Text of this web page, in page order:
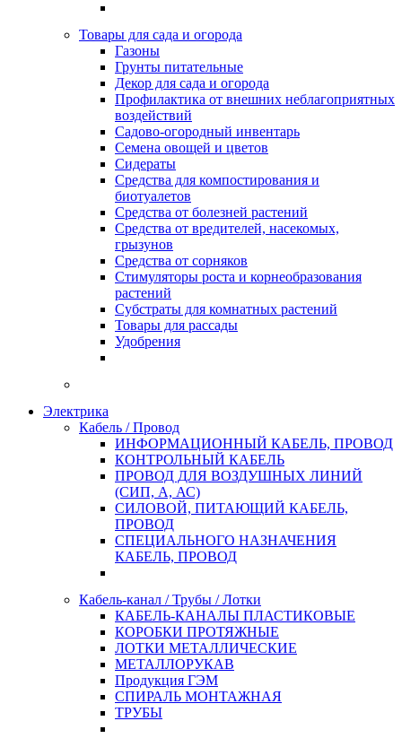
Товары для сада и огорода
Газоны
Грунты питательные
Декор для сада и огорода
Профилактика от внешних неблагоприятных
воздействий
Садово-огородный инвентарь
Семена овощей и цветов
Сидераты
Средства для компостирования и
биотуалетов
Средства от болезней растений
Средства от вредителей, насекомых,
грызунов
Средства от сорняков
Стимуляторы роста и корнеобразования
растений
Субстраты для комнатных растений
Товары для рассады
Удобрения
Электрика
Кабель / Провод
ИНФОРМАЦИОННЫЙ КАБЕЛЬ, ПРОВОД
КОНТРОЛЬНЫЙ КАБЕЛЬ
ПРОВОД ДЛЯ ВОЗДУШНЫХ ЛИНИЙ
(СИП, А, АС)
СИЛОВОЙ, ПИТАЮЩИЙ КАБЕЛЬ,
ПРОВОД
СПЕЦИАЛЬНОГО НАЗНАЧЕНИЯ
КАБЕЛЬ, ПРОВОД
Кабель-канал / Трубы / Лотки
КАБЕЛЬ-КАНАЛЫ ПЛАСТИКОВЫЕ
КОРОБКИ ПРОТЯЖНЫЕ
ЛОТКИ МЕТАЛЛИЧЕСКИЕ
МЕТАЛЛОРУКАВ
Продукция ГЭМ
СПИРАЛЬ МОНТАЖНАЯ
ТРУБЫ